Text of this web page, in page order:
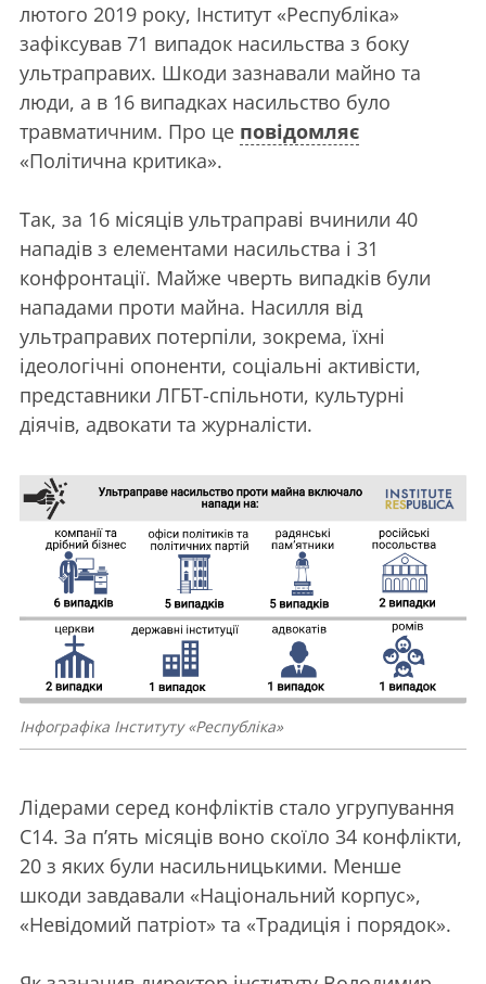
лютого 2019 року, Інститут «Республіка»
зафіксував 71 випадок насильства з боку
ультраправих. Шкоди зазнавали майно та
люди, а в 16 випадках насильство було
травматичним. Про це повідомляє
«Політична критика».
Так, за 16 місяців ультраправі вчинили 40
нападів з елементами насильства і 31
конфронтації. Майже чверть випадків були
нападами проти майна. Насилля від
ультраправих потерпіли, зокрема, їхні
ідеологічні опоненти, соціальні активісти,
представники ЛГБТ-спільноти, культурні
діячів, адвокати та журналісти.
Інфографіка Інституту «Республіка»
Лідерами серед конфліктів стало угрупування
С14. За п’ять місяців воно скоїло 34 конфлікти,
20 з яких були насильницькими. Менше
шкоди завдавали «Національний корпус»,
«Невідомий патріот» та «Традиція і порядок».